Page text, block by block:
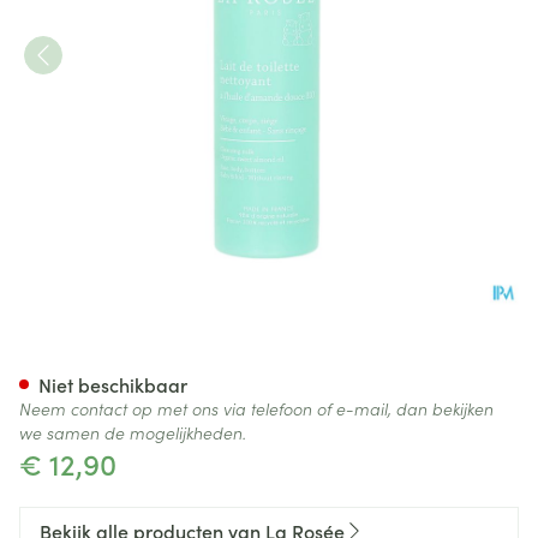
€ 12,90
Niet beschikbaar
Neem contact op met ons via telefoon of e-mail, dan bekijken
we samen de mogelijkheden.
Bekijk alle producten van La Rosée